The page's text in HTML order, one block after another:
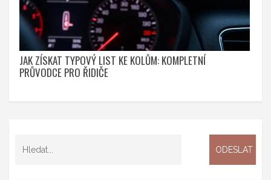
JAK ZÍSKAT TYPOVÝ LIST KE KOLŮM: KOMPLETNÍ
PRŮVODCE PRO ŘIDIČE